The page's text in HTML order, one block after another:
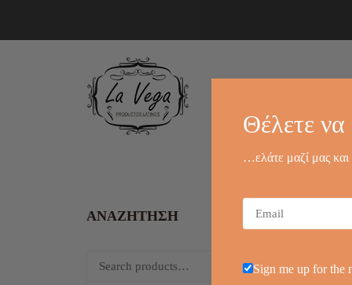
ΑΝΑΖΗΤΗΣΗ
Θέλετε να
…ελάτε μαζί μας
Sign me up for the